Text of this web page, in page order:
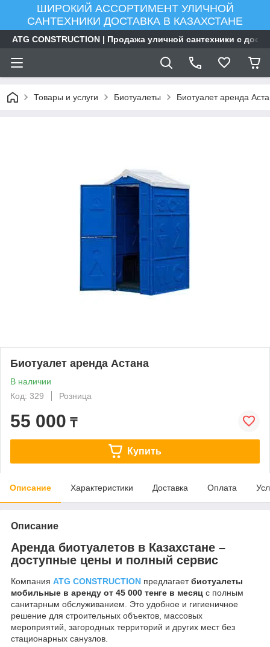
ШИРОКИЙ АССОРТИМЕНТ УЛИЧНОЙ
САНТЕХНИКИ ДОСТАВКА В КАЗАХСТАНЕ
ATG CONSTRUCTION | Продажа уличной сантехники с
Товары и услуги Биотуалеты Биотуалет аренда
Биотуалет аренда Астана
В наличии
Код: 329
Розница
55 000 ₸
Купить
Описание Характеристики Доставка Оплата
Описание
Аренда биотуалетов в Казахстане –
доступные цены и полный сервис
Компания ATG CONSTRUCTION предлагаетбиотуалеты
мобильные в аренду от 45 000 тенге в месяц с полным
санитарным обслуживанием. Это удобное и гигиеничное
решение для строительных объектов, массовых
мероприятий, загородных территорий и других мест без
стационарных санузлов.